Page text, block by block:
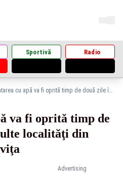
Sportivă Radio
Alimentarea cu apă va fi oprită timp de două zile în mai multe localităţi din Prahova şi Dâmboviţa
Advertising
va fi oprită timp de
localităţi din